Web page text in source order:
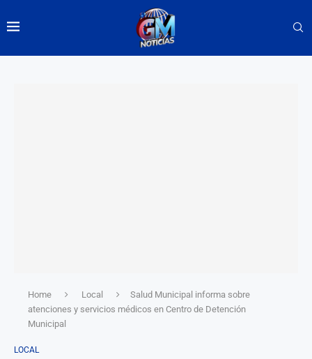
Home Local
Salud Municipal informa sobre
atenciones y servicios médicos en Centro de Detención
Municipal
LOCAL